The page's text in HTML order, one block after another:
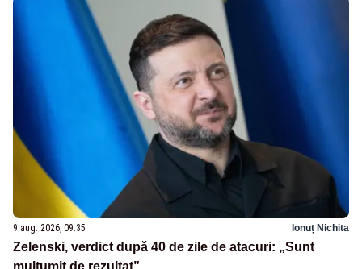
9 aug. 2026, 09:35 Ionuț Nichita
Zelenski, verdict după 40 de zile de atacuri: „Sunt